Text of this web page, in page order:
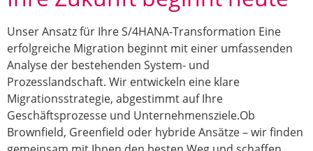
Unser Ansatz für Ihre S/4HANA-Transformation Eine
erfolgreiche Migration beginnt mit einer umfassenden
Analyse der bestehenden System- und
Prozesslandschaft. Wir entwickeln eine klare
Migrationsstrategie, abgestimmt auf Ihre
Geschäftsprozesse und Unternehmensziele.Ob
Brownfield, Greenfield oder hybride Ansätze – wir finden